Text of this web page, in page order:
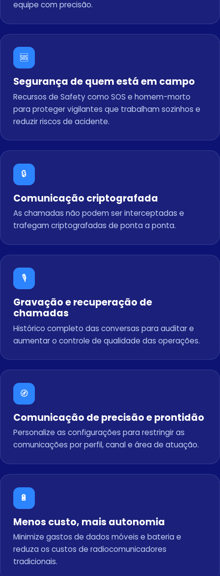
equipe com precisão.
🆘
Segurança de quem está em campo
Recursos de Safety como SOS e homem-morto
para proteger vigilantes que trabalham sozinhos e
reduzir riscos de acidente.
🔒
Comunicação criptografada
As chamadas não podem ser interceptadas e
trafegam criptografadas de ponta a ponta.
🎙️
Gravação e recuperação de
chamadas
Histórico completo das conversas para auditar e
aumentar o controle de qualidade das operações.
🧭
Comunicação de precisão e prontidão
Personalize as configurações para restringir as
comunicações por perfil, canal e área de atuação.
🔋
Menos custo, mais autonomia
Minimize gastos de dados móveis e bateria e
reduza os custos de radiocomunicadores
tradicionais.